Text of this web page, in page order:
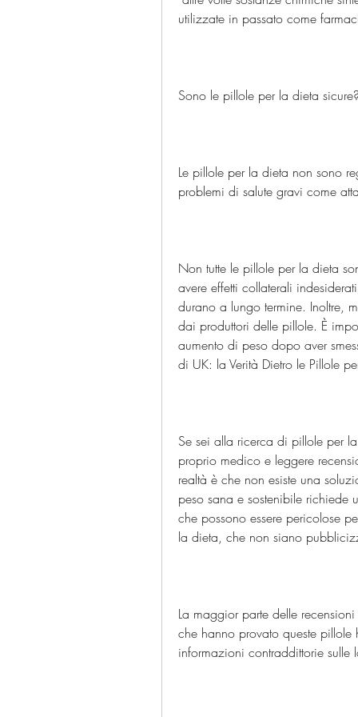
utilizzate in passato come
Sono le pillole per la dieta sicure?
Le pillole per la dieta non sono
problemi di salute gravi come
Non tutte le pillole per la dieta
avere effetti collaterali
durano a lungo termine. Inoltre,
dai produttori delle pillole. È
aumento di peso dopo aver
di UK: la Verità Dietro le Pillole
Se sei alla ricerca di pillole per
proprio medico e leggere
realtà è che non esiste una
peso sana e sostenibile
che possono essere pericolose
la dieta, che non siano
La maggior parte delle
che hanno provato queste
informazioni contraddittorie